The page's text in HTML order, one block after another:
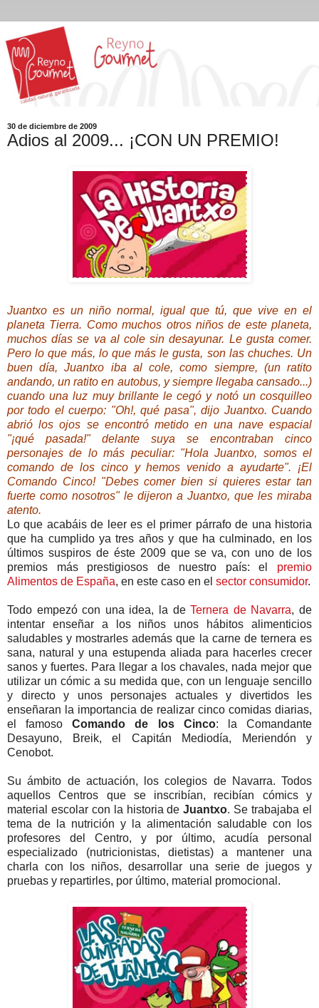
30 de diciembre de 2009
Adios al 2009... ¡CON UN PREMIO!
Juantxo es un niño normal, igual que tú, que vive en el
planeta Tierra. Como muchos otros niños de este planeta,
muchos días se va al cole sin desayunar. Le gusta comer.
Pero lo que más, lo que más le gusta, son las chuches. Un
buen día, Juantxo iba al cole, como siempre, (un ratito
andando, un ratito en autobus, y siempre llegaba cansado...)
cuando una luz muy brillante le cegó y notó un cosquilleo
por todo el cuerpo: "Oh!, qué pasa", dijo Juantxo. Cuando
abrió los ojos se encontró metido en una nave espacial
"¡qué pasada!" delante suya se encontraban cinco
personajes de lo más peculiar: "Hola Juantxo, somos el
comando de los cinco y hemos venido a ayudarte". ¡El
Comando Cinco! "Debes comer bien si quieres estar tan
fuerte como nosotros" le dijeron a Juantxo, que les miraba
atento.
Lo que acabáis de leer es el primer párrafo de una historia
que ha cumplido ya tres años y que ha culminado, en los
últimos suspiros de éste 2009 que se va, con uno de los
premios más prestigiosos de nuestro país: el premio
Alimentos de España, en este caso en el sector consumidor.
Todo empezó con una idea, la deTernera de Navarra, de
intentar enseñar a los niños unos hábitos alimenticios
saludables y mostrarles además que la carne de ternera es
sana, natural y una estupenda aliada para hacerles crecer
sanos y fuertes. Para llegar a los chavales, nada mejor que
utilizar un cómic a su medida que, con un lenguaje sencillo
y directo y unos personajes actuales y divertidos les
enseñaran la importancia de realizar cinco comidas diarias,
el famosoComando de los Cinco: la Comandante
Desayuno, Breik, el Capitán Mediodía, Meriendón y
Cenobot.
Su ámbito de actuación, los colegios de Navarra. Todos
aquellos Centros que se inscribían, recibían cómics y
material escolar con la historia deJuantxo. Se trabajaba el
tema de la nutrición y la alimentación saludable con los
profesores del Centro, y por último, acudía personal
especializado (nutricionistas, dietistas) a mantener una
charla con los niños, desarrollar una serie de juegos y
pruebas y repartirles, por último, material promocional.